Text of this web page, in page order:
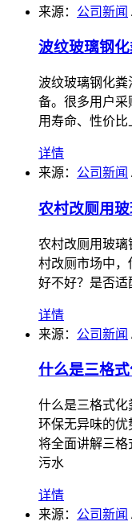
来源： 公司新闻
波纹玻璃钢
波纹玻璃钢化
备。很多用户
用寿命、性价
详情
来源： 公司新闻
农村改厕用
农村改厕用玻
村改厕市场中
好不好？是否
详情
来源： 公司新闻
什么是三格式
什么是三格式化
环保无异味的
将全面讲解三
污水
详情
来源： 公司新闻